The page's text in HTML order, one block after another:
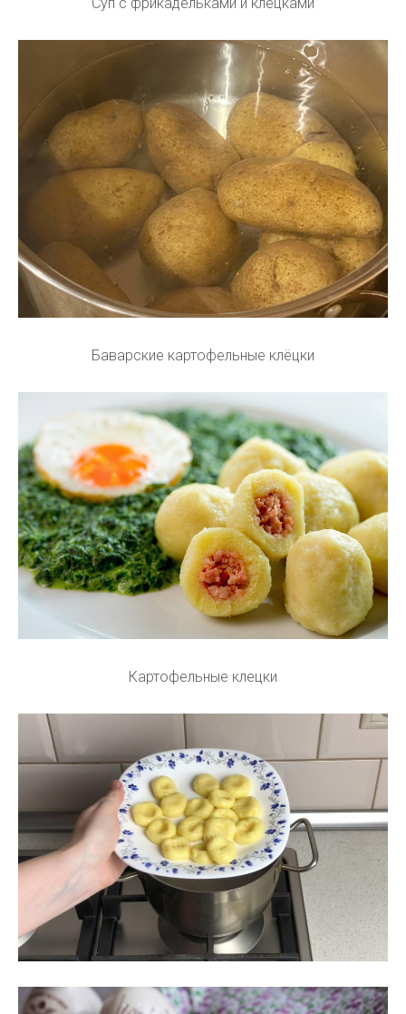
Баварские картофельные клёцки
Картофельные клецки